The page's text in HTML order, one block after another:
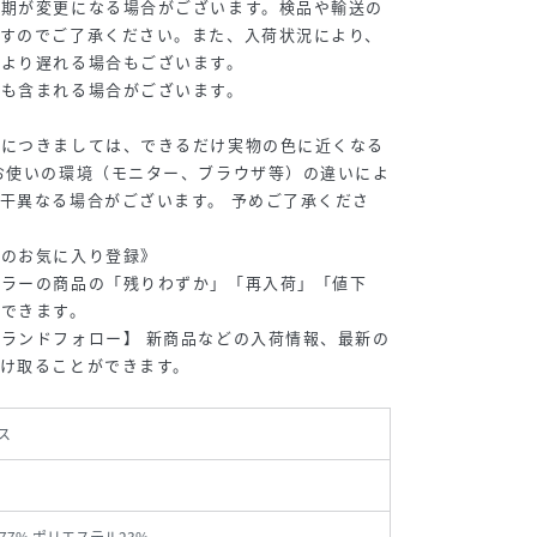
が変更になる場合がございます。検品や輸送の
のでご了承ください。また、入荷状況により、
り遅れる場合もございます。
含まれる場合がございます。
つきましては、できるだけ実物の色に近くなる
いの環境（モニター、ブラウザ等）の違いによ
異なる場合がございます。 予めご了承くださ
お気に入り登録》
ーの商品の「残りわずか」「再入荷」「値下
きます。
ンドフォロー】 新商品などの入荷情報、最新の
取ることができます。